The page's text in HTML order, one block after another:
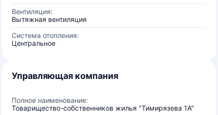
Вентиляция:
Вытяжная вентиляция
Система отопления:
Центральное
Управляющая компания
Полное наименование:
Товарищество-собственников жилья "Тимирязева 1А"